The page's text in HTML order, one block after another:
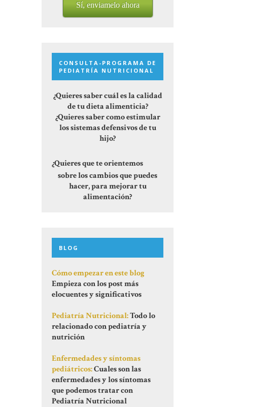
Sí, enviamelo ahora
CONSULTA-PROGRAMA DE
PEDIATRÍA NUTRICIONAL
¿Quieres saber cuál es la calidad
de tu dieta alimenticia?
¿Quieres saber como estimular
los sistemas defensivos de tu
hijo?
¿Quieres que te orientemos
sobre los cambios que puedes
hacer, para mejorar tu
alimentación?
BLOG
Cómo empezar en este blog
Empieza con los post más
elocuentes y significativos
Pediatría Nutricional:Todo lo
relacionado con pediatría y
nutrición
Enfermedades y síntomas
pediátricos:Cuales son las
enfermedades y los síntomas
que podemos tratar con
Pediatría Nutricional